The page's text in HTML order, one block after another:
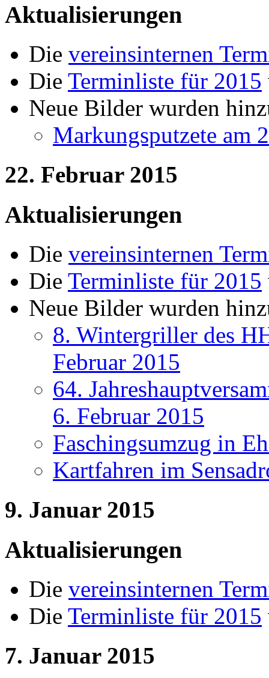
Aktualisierungen
Die vereinsinternen
Die Terminliste für 2015
Neue Bilder wurden
Markungsputzete am
22. Februar 2015
Aktualisierungen
Die vereinsinternen
Die Terminliste für 2015
Neue Bilder wurden
8. Wintergriller des
Februar 2015
64.
6. Februar 2015
Faschingsumzug in
Kartfahren im
9. Januar 2015
Aktualisierungen
Die vereinsinternen
Die Terminliste für 2015
7. Januar 2015